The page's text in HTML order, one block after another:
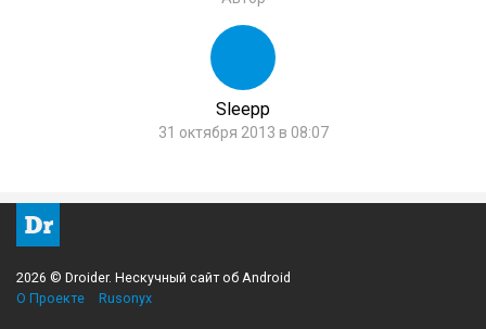
Sleepp
31 октября 2013 в 08:07
2026 © Droider. Нескучный сайт об Android
О Проекте
Rusonyx